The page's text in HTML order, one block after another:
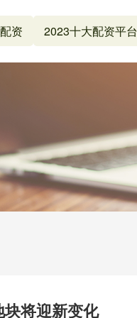
资 2023十大配资平台
将迎新变化